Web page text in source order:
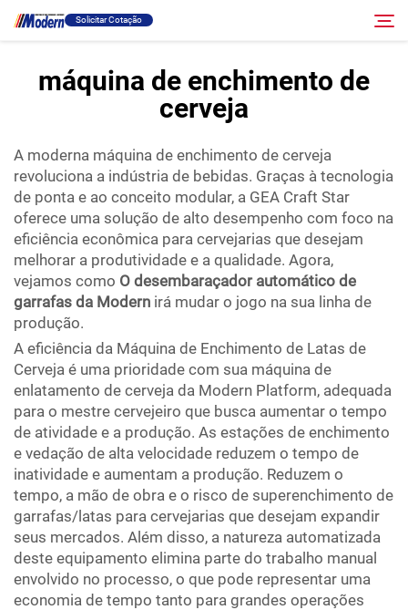
Solicitar Cotação
Envase E Embalagem
Sobre
Vídeo
Contato
Site RU
máquina de enchimento de
cerveja
A moderna máquina de enchimento de cerveja
revoluciona a indústria de bebidas. Graças à tecnologia
de ponta e ao conceito modular, a GEA Craft Star
oferece uma solução de alto desempenho com foco na
eficiência econômica para cervejarias que desejam
melhorar a produtividade e a qualidade. Agora,
vejamos como O desembaraçador automático de
garrafas da Modern irá mudar o jogo na sua linha de
produção.
A eficiência da Máquina de Enchimento de Latas de
Cerveja é uma prioridade com sua máquina de
enlatamento de cerveja da Modern Platform, adequada
para o mestre cervejeiro que busca aumentar o tempo
de atividade e a produção. As estações de enchimento
e vedação de alta velocidade reduzem o tempo de
inatividade e aumentam a produção. Reduzem o
tempo, a mão de obra e o risco de superenchimento de
garrafas/latas para cervejarias que desejam expandir
seus mercados. Além disso, a natureza automatizada
deste equipamento elimina parte do trabalho manual
envolvido no processo, o que pode representar uma
economia de tempo tanto para grandes operações